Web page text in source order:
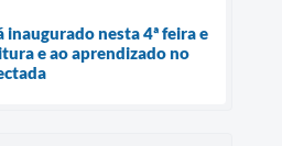
inaugurado nesta 4ª feira e
e ao aprendizado no